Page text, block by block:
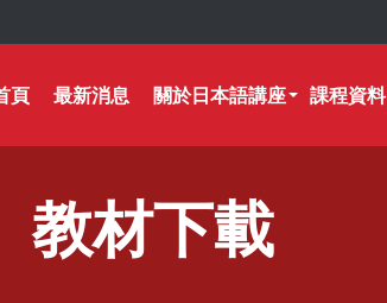
頁 最新消息 關於日本語講座 課程資料
教材下載